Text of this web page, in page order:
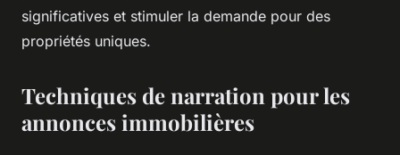
significatives et stimuler la demande pour des
propriétés uniques.
Techniques de narration pour les
annonces immobilières